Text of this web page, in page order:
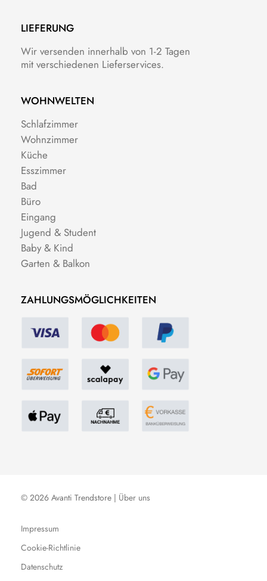
LIEFERUNG
Wir versenden innerhalb von 1-2 Tagen
mit verschiedenen Lieferservices.
WOHNWELTEN
Schlafzimmer
Wohnzimmer
Küche
Esszimmer
Bad
Büro
Eingang
Jugend & Student
Baby & Kind
Garten & Balkon
ZAHLUNGSMÖGLICHKEITEN
© 2026 Avanti Trendstore | Über uns
Impressum
Cookie-Richtlinie
Datenschutz